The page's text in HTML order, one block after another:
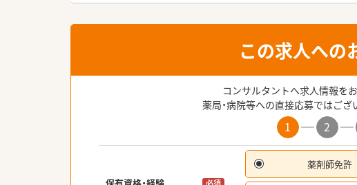
この求人への
コンサルタントへ求人情報を
薬局・病院等への直接応募ではござ
1 2
薬剤師免許